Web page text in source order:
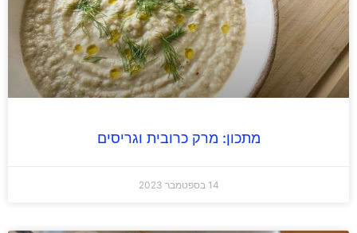
מתכון: מרק כרובית וגריסים